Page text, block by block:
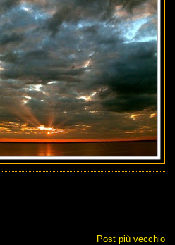
Post più vecchio